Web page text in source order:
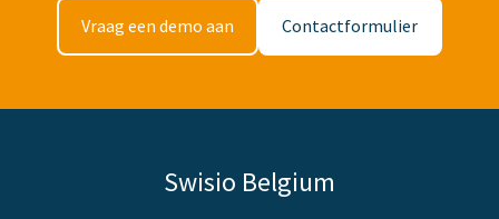
Vraag een demo aan Contactformulier
Swisio Belgium